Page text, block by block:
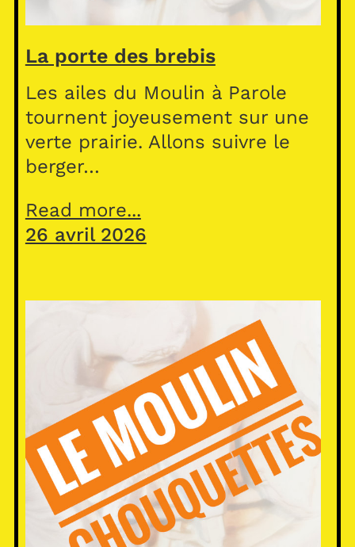
La porte des brebis
Les ailes du Moulin à Parole
tournent joyeusement sur une
verte prairie. Allons suivre le
berger…
Read more...
26 avril 2026